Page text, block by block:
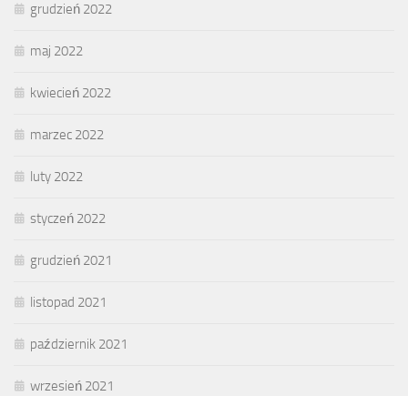
grudzień 2022
maj 2022
kwiecień 2022
marzec 2022
luty 2022
styczeń 2022
grudzień 2021
listopad 2021
październik 2021
wrzesień 2021